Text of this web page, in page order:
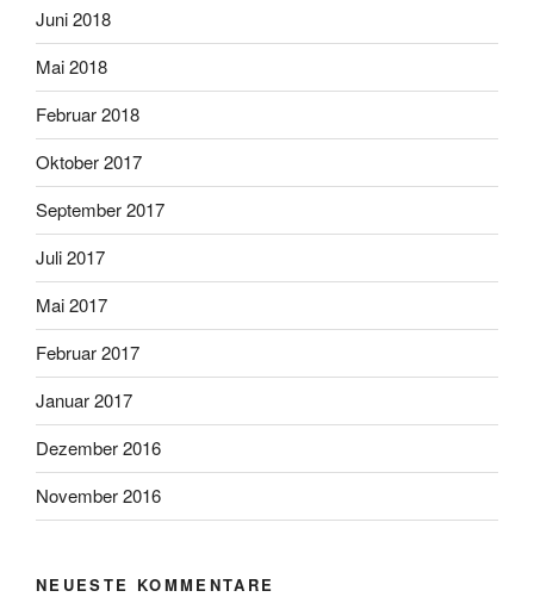
Juni 2018
Mai 2018
Februar 2018
Oktober 2017
September 2017
Juli 2017
Mai 2017
Februar 2017
Januar 2017
Dezember 2016
November 2016
NEUESTE KOMMENTARE